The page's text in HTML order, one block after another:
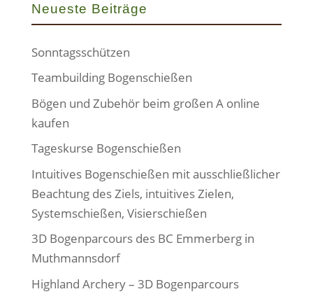
Neueste Beiträge
Sonntagsschützen
Teambuilding Bogenschießen
Bögen und Zubehör beim großen A online
kaufen
Tageskurse Bogenschießen
Intuitives Bogenschießen mit ausschließlicher
Beachtung des Ziels, intuitives Zielen,
Systemschießen, Visierschießen
3D Bogenparcours des BC Emmerberg in
Muthmannsdorf
Highland Archery – 3D Bogenparcours